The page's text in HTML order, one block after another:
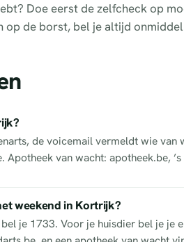
Doe eerst de zelfcheck op
op de borst, bel je altijd
de voicemail vermeldt wie
van wacht: apotheek.be,
weekend in Kortrijk?
je 1733. Voor je huisdier bel je